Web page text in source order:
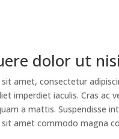
dolor ut
amet, consectetur
imperdiet iaculis. Cras ac
a mattis. Suspendisse
amet commodo magna